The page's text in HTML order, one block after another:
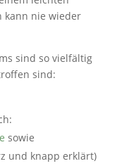
kann nie wieder
sind so vielfältig
sind:
sowie
und knapp erklärt)